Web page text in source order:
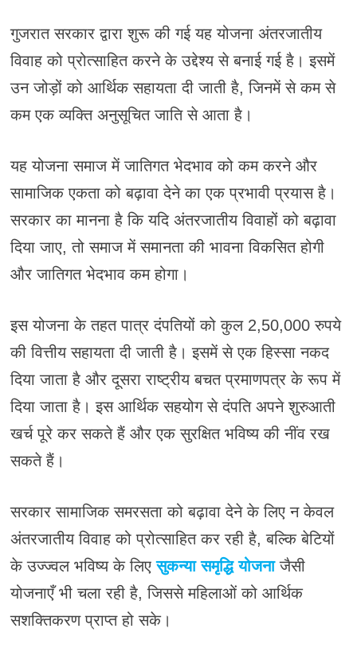
गुजरात सरकार द्वारा शुरू की गई यह योजना अंतरजातीय
विवाह को प्रोत्साहित करने के उद्देश्य से बनाई गई है। इसमें
उन जोड़ों को आर्थिक सहायता दी जाती है, जिनमें से कम से
कम एक व्यक्ति अनुसूचित जाति से आता है।
यह योजना समाज में जातिगत भेदभाव को कम करने और
सामाजिक एकता को बढ़ावा देने का एक प्रभावी प्रयास है।
सरकार का मानना है कि यदि अंतरजातीय विवाहों को बढ़ावा
दिया जाए, तो समाज में समानता की भावना विकसित होगी
और जातिगत भेदभाव कम होगा।
इस योजना के तहत पात्र दंपतियों को कुल 2,50,000 रुपये
की वित्तीय सहायता दी जाती है। इसमें से एक हिस्सा नकद
दिया जाता है और दूसरा राष्ट्रीय बचत प्रमाणपत्र के रूप में
दिया जाता है। इस आर्थिक सहयोग से दंपति अपने शुरुआती
खर्च पूरे कर सकते हैं और एक सुरक्षित भविष्य की नींव रख
सकते हैं।
सरकार सामाजिक समरसता को बढ़ावा देने के लिए न केवल
अंतरजातीय विवाह को प्रोत्साहित कर रही है, बल्कि बेटियों
के उज्ज्वल भविष्य के लिएसुकन्या समृद्धि योजनाजैसी
योजनाएँ भी चला रही है, जिससे महिलाओं को आर्थिक
सशक्तिकरण प्राप्त हो सके।